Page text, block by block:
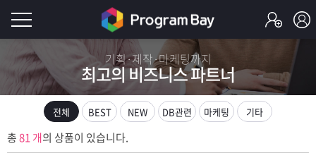
기획·제작·마케팅까지
최고의 비즈니스 파트너
그
이
그
원
전체 BEST NEW DB관련 마케팅 기타
총81 개의 상품이 있습니다.